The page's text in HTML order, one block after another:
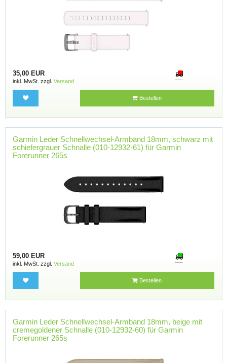
35,00 EUR
inkl. MwSt. zzgl. Versand
Bestellen
Garmin Leder Schnellwechsel-Armband 18mm, schwarz mit
schiefergrauer Schnalle (010-12932-61) für Garmin
Forerunner 265s
59,00 EUR
inkl. MwSt. zzgl. Versand
Bestellen
Garmin Leder Schnellwechsel-Armband 18mm, beige mit
cremegoldener Schnalle (010-12932-60) für Garmin
Forerunner 265s